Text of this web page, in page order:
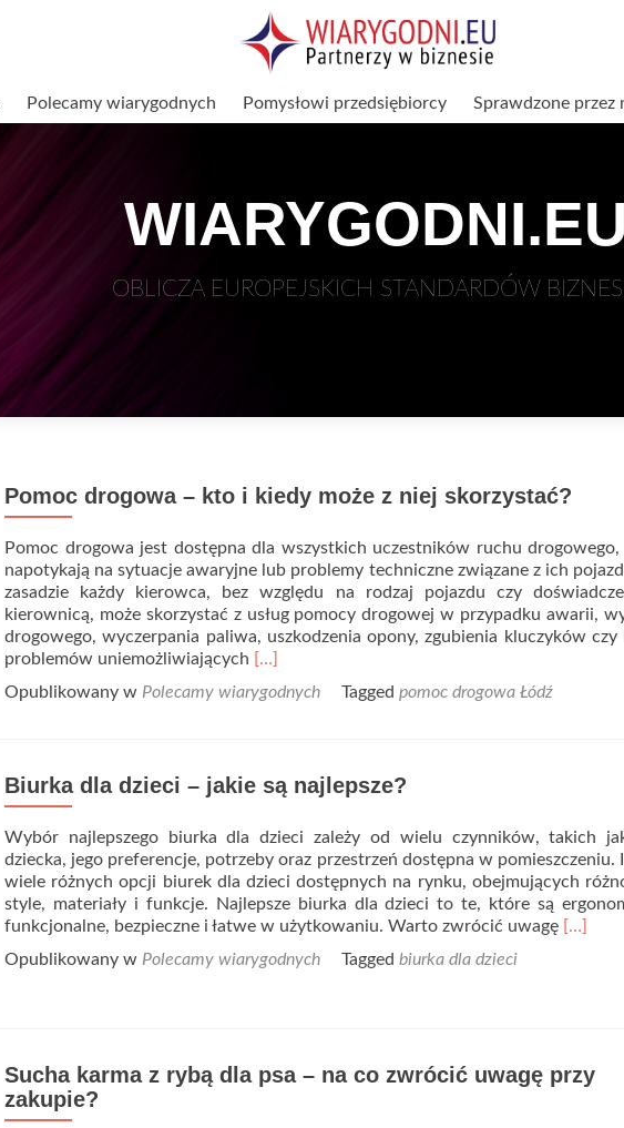
Polecamy wiarygodnych Pomysłowi przedsiębiorcy Sprawdzone przez
WIARYGODNI.EU
OBLICZA EUROPEJSKICH STANDARDÓW
Pomoc drogowa – kto i kiedy może z niej skorzystać?
Pomoc drogowa jest dostępna dla wszystkich uczestników ruchu
napotykają na sytuacje awaryjne lub problemy techniczne związane z ich
zasadzie każdy kierowca, bez względu na rodzaj pojazdu czy
kierownicą, może skorzystać z usług pomocy drogowej w przypadku awarii,
drogowego, wyczerpania paliwa, uszkodzenia opony, zgubienia kluczyków czy
problemów uniemożliwiających Read
about
kto
kiedy
może
z
niej
skorzystać?
[…]
Opublikowany w Polecamy wiarygodnych Tagged pomoc drogowa Łódź
Biurka dla dzieci – jakie są najlepsze?
Wybór najlepszego biurka dla dzieci zależy od wielu czynników, takich
dziecka, jego preferencje, potrzeby oraz przestrzeń dostępna w pomieszczeniu.
wiele różnych opcji biurek dla dzieci dostępnych na rynku, obejmujących
style, materiały i funkcje. Najlepsze biurka dla dzieci to te, które są
funkcjonalne, bezpieczne i łatwe w użytkowaniu. Warto zwrócić uwagę Read
jakie
[…]
Opublikowany w Polecamy wiarygodnych Tagged biurka dla dzieci
Sucha karma z rybą dla psa – na co zwrócić uwagę przy
zakupie?